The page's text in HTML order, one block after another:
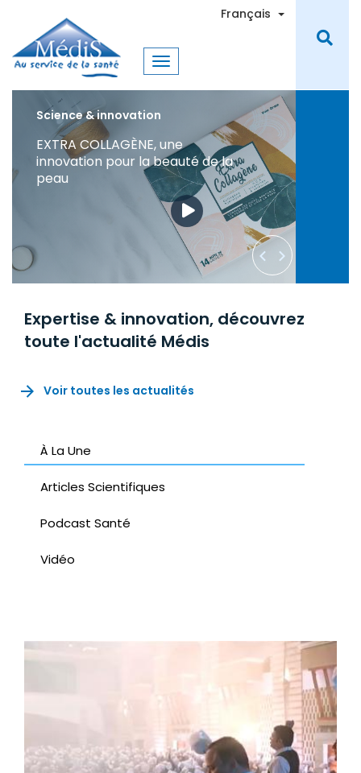
contenu
principal
Français Toggle
Science & innovation
20 ans d'innovation et de
leadership dans le traitement
des pathologies digestives
Expertise & innovation, découvrez
toute l'actualité Médis
Voir toutes les actualités
À La Une
Articles Scientifiques
Podcast Santé
Vidéo